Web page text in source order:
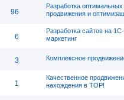
96
Разработка оптимальных
продвижения и
6
Разработка сайтов на
маркетинг
3 Комплексное
1
Качественное
нахождения в ТОР!